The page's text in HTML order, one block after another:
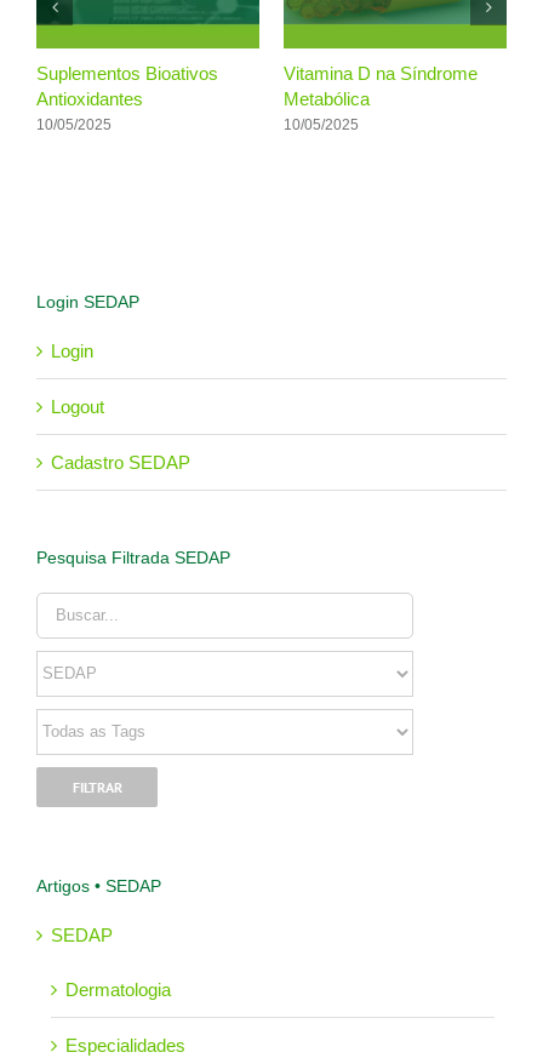
Suplementos Bioativos
Antioxidantes
10/05/2025
Vitamina D na Síndrome
Metabólica
10/05/2025
Login SEDAP
Login
Logout
Cadastro SEDAP
Pesquisa Filtrada SEDAP
Artigos • SEDAP
SEDAP
Dermatologia
Especialidades